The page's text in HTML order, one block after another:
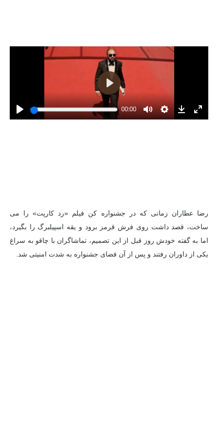
رضا عطاران زمانی که در جشنواره کن فیلم «رد کارپت» را می
ساخت، قصد داشت روی فرش قرمز برود و یقه اسپیلبرگ را بگیرد،
اما به گفته خودش روز قبل از این تصمیم، تماشاگران با چاقو به سراغ
یکی از داوران رفتند و پس از آن فضای جشنواره به شدت امنیتی شد.